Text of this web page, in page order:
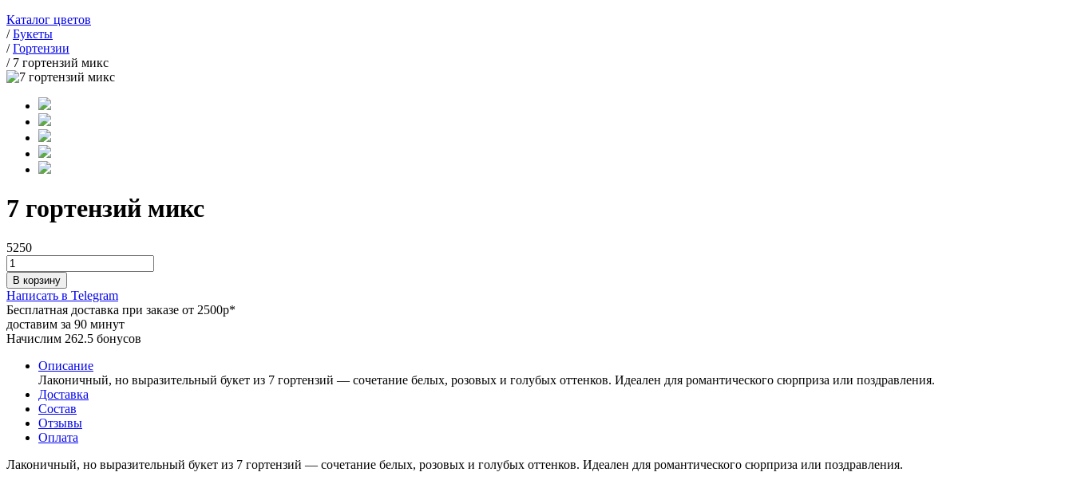
Каталог цветов
/Букеты
/Гортензии
/ 7 гортензий микс
7 гортензий микс
5250
В корзину
Написать в Telegram
Бесплатная доставка при заказе от 2500р*
доставим за 90 минут
Начислим 262.5 бонусов
Описание
Лаконичный, но выразительный букет из 7 гортензий — сочетание белых, розовых и голубых оттенков. Идеален для романтического сюрприза или поздравления.
Доставка
Состав
Отзывы
Оплата
Лаконичный, но выразительный букет из 7 гортензий — сочетание белых, розовых и голубых оттенков. Идеален для романтического сюрприза или поздравления.